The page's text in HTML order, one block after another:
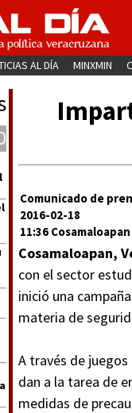
AL DÍA MINXMIN
Comunicado de
2016-02-18
11:36 Cosamaloapan
Cosamaloapan,
con el sector
inició una
materia de
A través de
dan a la tarea de
medidas de